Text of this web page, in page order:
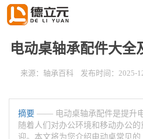
您的位置：首页
电动桌轴承配件大全
来源：轴承百科 发布时间：2025-
摘要 —— 电动桌轴承配件是提升
随着人们对办公环境和移动办公
迎。本文将为您介绍电动桌常见的